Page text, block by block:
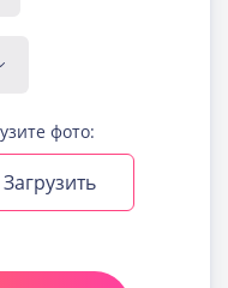
фото:
Загрузить